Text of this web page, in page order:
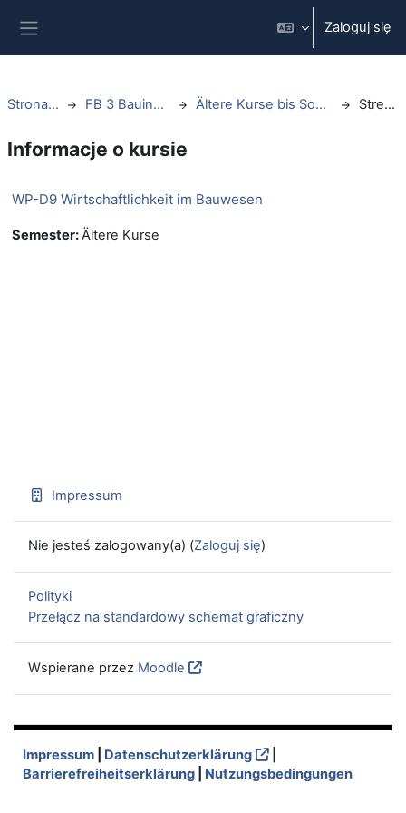
Zaloguj się
Strona główna FB 3 Bauingenieurwesen Ältere Kurse bis Sommersemester 2021 Streszczenie
Informacje o kursie
WP-D9 Wirtschaftlichkeit im Bauwesen
Semester:Ältere Kurse
Impressum
Nie jesteś zalogowany(a) (Zaloguj się)
Polityki
Przełącz na standardowy schemat graficzny
Wspierane przez Moodle
Impressum Datenschutzerklärung
Barrierefreiheitserklärung
Nutzungsbedingungen